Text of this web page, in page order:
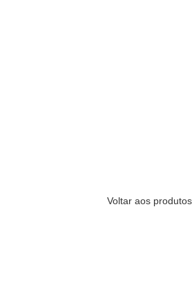
Voltar aos produtos